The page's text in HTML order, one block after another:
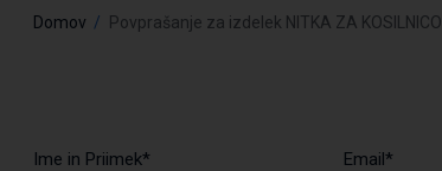
Domov Povprašanje za izdelek NITKA ZA KOSILNICO
Ime in Priimek* Email*